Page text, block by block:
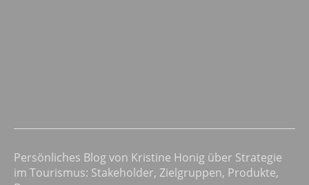
Persönliches Blog von Kristine Honig über Strategie
im Tourismus: Stakeholder, Zielgruppen, Produkte,